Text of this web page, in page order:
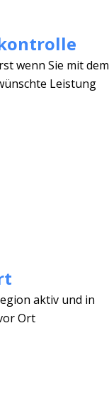
wenn Sie mit dem
Leistung
aktiv und in
Ort